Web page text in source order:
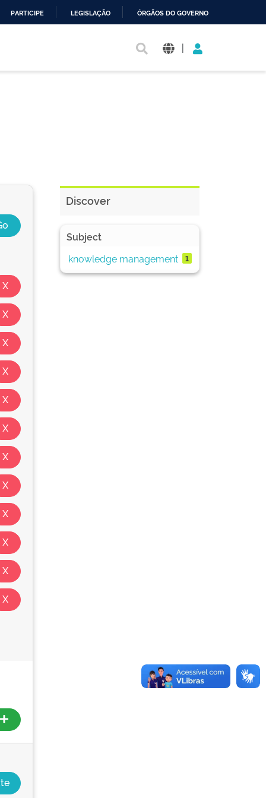
PARTICIPE LEGISLAÇÃO ÓRGÃOS DO GOVERNO
|
Discover
Subject
knowledge management
1